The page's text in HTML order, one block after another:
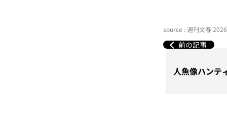
source : 週刊文春
前の記事
人魚像ハンテ